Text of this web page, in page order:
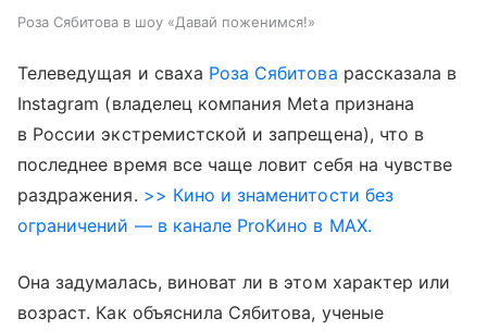
Роза Сябитова в шоу «Давай поженимся!»
Телеведущая и сваха Роза Сябитова рассказала в
Instagram (владелец компания Meta признана
в России экстремистской и запрещена), что в
последнее время все чаще ловит себя на чувстве
раздражения. >> Кино и знаменитости без
ограничений — в канале ProКино в MAX.
Она задумалась, виноват ли в этом характер или
возраст. Как объяснила Сябитова, ученые